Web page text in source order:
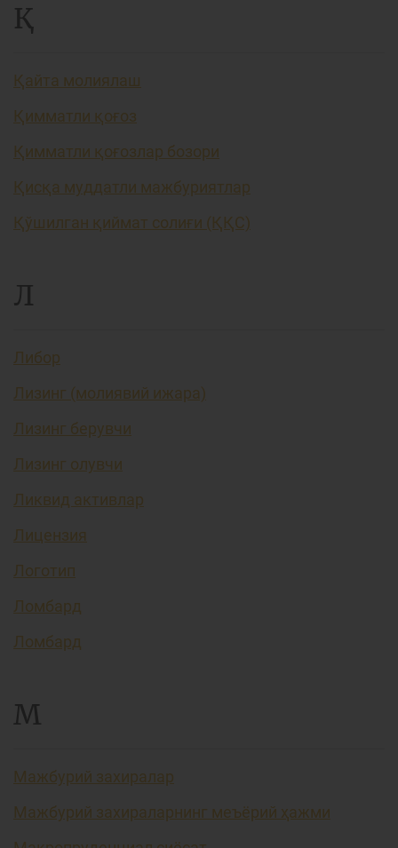
Қ
Қайта молиялаш
Қимматли қоғоз
Қимматли қоғозлар бозори
Қисқа муддатли мажбуриятлар
Қўшилган қиймат солиғи (ҚҚС)
Л
Либор
Лизинг (молиявий ижара)
Лизинг берувчи
Лизинг олувчи
Ликвид активлар
Лицензия
Логотип
Ломбард
Ломбард
М
Мажбурий захиралар
Мажбурий захираларнинг меъёрий ҳажми